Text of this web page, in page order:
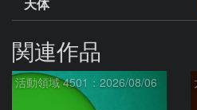
関連作品
活動領域 4501：2026/08/06